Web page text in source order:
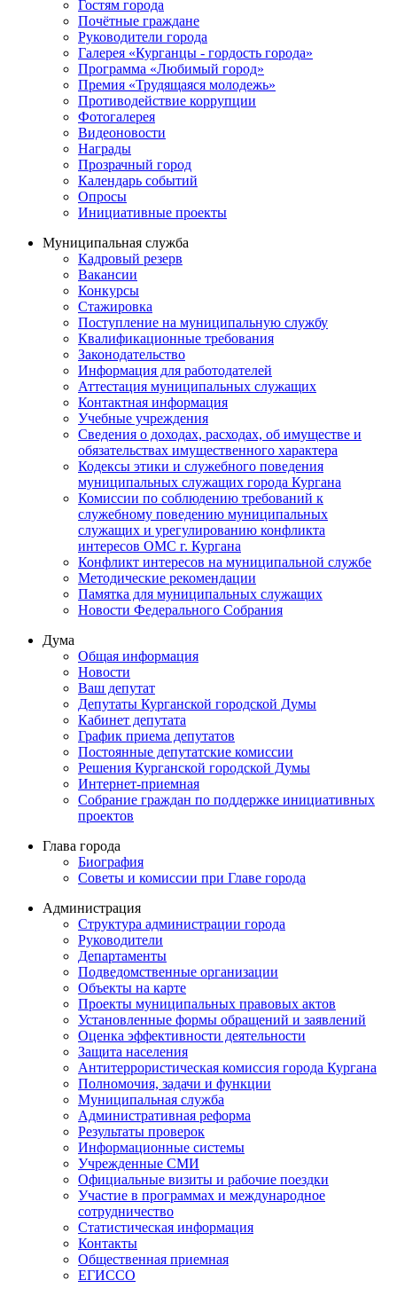
Гостям города
Почётные граждане
Руководители города
Галерея «Курганцы - гордость города»
Программа «Любимый город»
Премия «Трудящаяся молодежь»
Противодействие коррупции
Фотогалерея
Видеоновости
Награды
Прозрачный город
Календарь событий
Опросы
Инициативные проекты
Муниципальная служба
Кадровый резерв
Вакансии
Конкурсы
Стажировка
Поступление на муниципальную службу
Квалификационные требования
Законодательство
Информация для работодателей
Аттестация муниципальных служащих
Контактная информация
Учебные учреждения
Сведения о доходах, расходах, об имуществе и
обязательствах имущественного характера
Кодексы этики и служебного поведения
муниципальных служащих города Кургана
Комиссии по соблюдению требований к
служебному поведению муниципальных
служащих и урегулированию конфликта
интересов ОМС г. Кургана
Конфликт интересов на муниципальной службе
Методические рекомендации
Памятка для муниципальных служащих
Новости Федерального Cобрания
Дума
Общая информация
Новости
Ваш депутат
Депутаты Курганской городской Думы
Кабинет депутата
График приема депутатов
Постоянные депутатские комиссии
Решения Курганской городской Думы
Интернет-приемная
Собрание граждан по поддержке инициативных
проектов
Глава города
Биография
Советы и комиссии при Главе города
Администрация
Структура администрации города
Руководители
Департаменты
Подведомственные организации
Объекты на карте
Проекты муниципальных правовых актов
Установленные формы обращений и заявлений
Оценка эффективности деятельности
Защита населения
Антитеррористическая комиссия города Кургана
Полномочия, задачи и функции
Муниципальная служба
Административная реформа
Результаты проверок
Информационные системы
Учрежденные СМИ
Официальные визиты и рабочие поездки
Участие в программах и международное
сотрудничество
Статистическая информация
Контакты
Общественная приемная
ЕГИССО